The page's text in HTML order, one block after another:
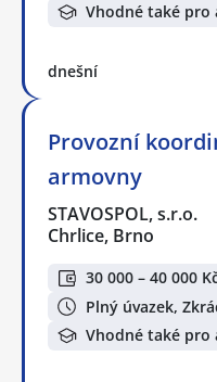
Vhodné také pro
dnešní
Provozní
armovny
STAVOSPOL, s.r.o.
Chrlice, Brno
30 000 – 40 000
Plný úvazek,
Vhodné také pro